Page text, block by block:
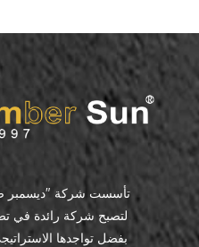
لتصبح شركة رائدة في
بفضل تواجدها